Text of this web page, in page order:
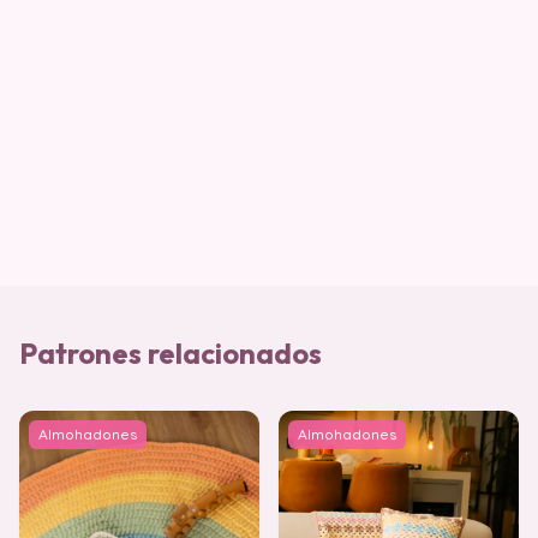
Patrones relacionados
Almohadones Almohadones